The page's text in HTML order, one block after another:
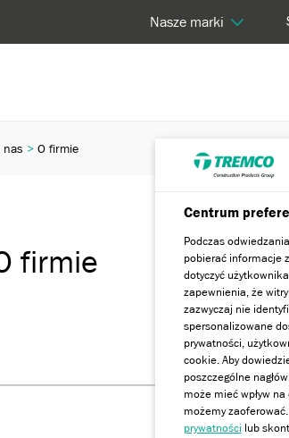
Nasze marki
firmie
nas O firmie
Centrum
Podczas
pobierać informacje
dotyczyć
zapewnienia, że
zazwyczaj nie
spersonalizowane
prywatności,
cookie. Aby
poszczególne
może mieć wpływ
możemy
prywatności lub